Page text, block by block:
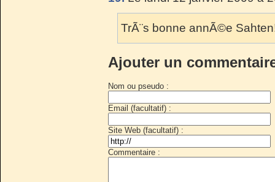
TrÃ¨s bonne annÃ©e
Ajouter un
Nom ou pseudo :
Email (facultatif) :
Site Web (facultatif) :
Commentaire :